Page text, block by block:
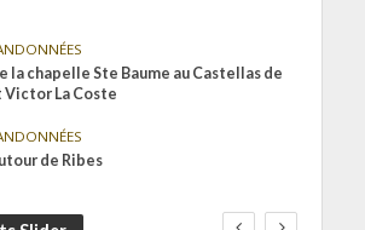
la chapelle Ste Baume au Castellas de
Victor La Coste
de Ribes